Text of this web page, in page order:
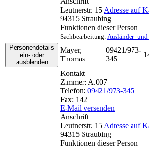
Leutnerstr. 15 Adresse auf
94315 Straubing
Funktionen dieser Person
Sachbearbeitung: Ausländer- und
Personendetails
ein- oder
ausblenden
Mayer,
Thomas
09421/973-
345
Kontakt
Zimmer: A.007
Telefon: 09421/973-345
Fax: 142
E-Mail versenden
Anschrift
Leutnerstr. 15 Adresse auf
94315 Straubing
Funktionen dieser Person